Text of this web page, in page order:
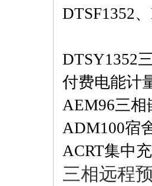
DTSF1352
DTSY1352
付费电能计
AEM96三相
ADM100宿
ACRT集中
三相远程